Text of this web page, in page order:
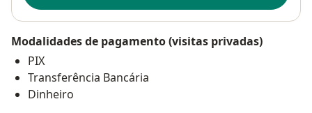
Modalidades de pagamento (visitas privadas)
PIX
Transferência Bancária
Dinheiro